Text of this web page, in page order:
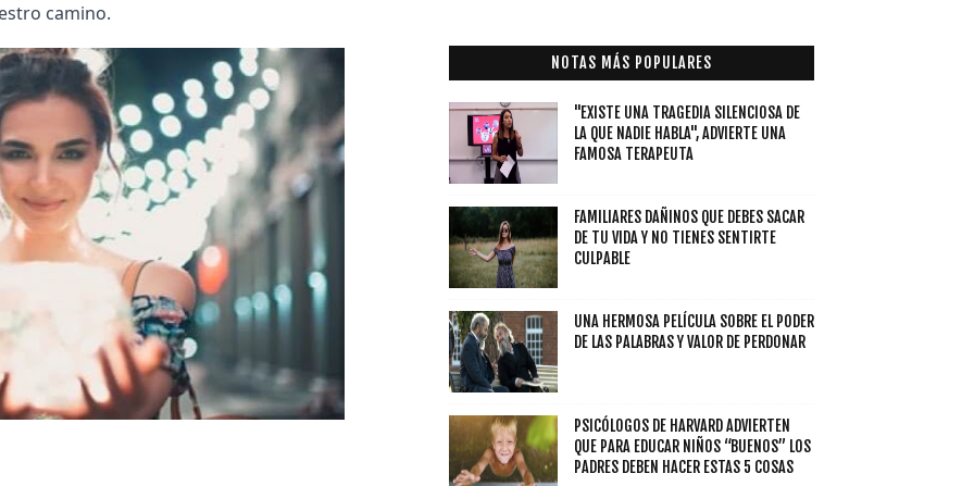
camino.
NOTAS MÁS POPULARES
"EXISTE UNA TRAGEDIA SILENCIOSA DE
LA QUE NADIE HABLA", ADVIERTE UNA
FAMOSA TERAPEUTA
FAMILIARES DAÑINOS QUE DEBES SACAR
DE TU VIDA Y NO TIENES SENTIRTE
CULPABLE
UNA HERMOSA PELÍCULA SOBRE EL PODER
DE LAS PALABRAS Y VALOR DE PERDONAR
PSICÓLOGOS DE HARVARD ADVIERTEN
QUE PARA EDUCAR NIÑOS “BUENOS” LOS
PADRES DEBEN HACER ESTAS 5 COSAS